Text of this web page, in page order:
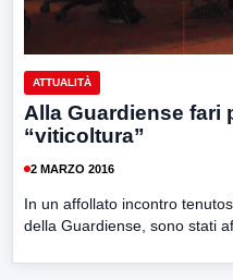
ATTUALITÀ
Alla Guardiense fari
“viticoltura”
2 MARZO 2016
In un affollato incontro
della Guardiense, sono stati